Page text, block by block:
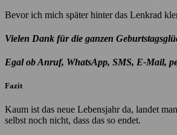
Bevor ich mich später hinter das Lenkrad
Vielen Dank für die ganzen
Egal ob Anruf, WhatsApp, SMS, E-Mail,
Fazit
Kaum ist das neue Lebensjahr da, landet
selbst noch nicht, dass das so endet.